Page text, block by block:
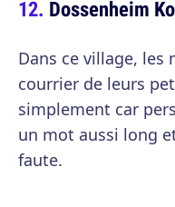
Dossenheim
Dans ce village, les
courrier de leurs
simplement car
un mot aussi long
faute.